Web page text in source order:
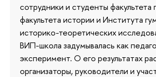
сотрудники и студенты факультета
факультета истории и Института
историко-теоретических
ВИП-школа задумывалась как
эксперимент. О его результатах
организаторы, руководители и